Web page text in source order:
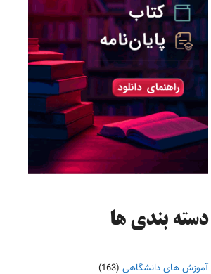
دسته‌ بندی ها
آموزش های دانشگاهی (163)